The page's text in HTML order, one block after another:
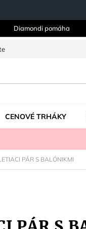
Diamondi pomáha
CENOVÉ TRHÁKY
PÁR S BALÓNIKMI